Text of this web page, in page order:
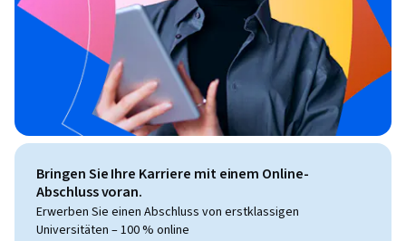
Bringen Sie Ihre Karriere mit einem Online-
Abschluss voran.
Erwerben Sie einen Abschluss von erstklassigen
Universitäten – 100 % online